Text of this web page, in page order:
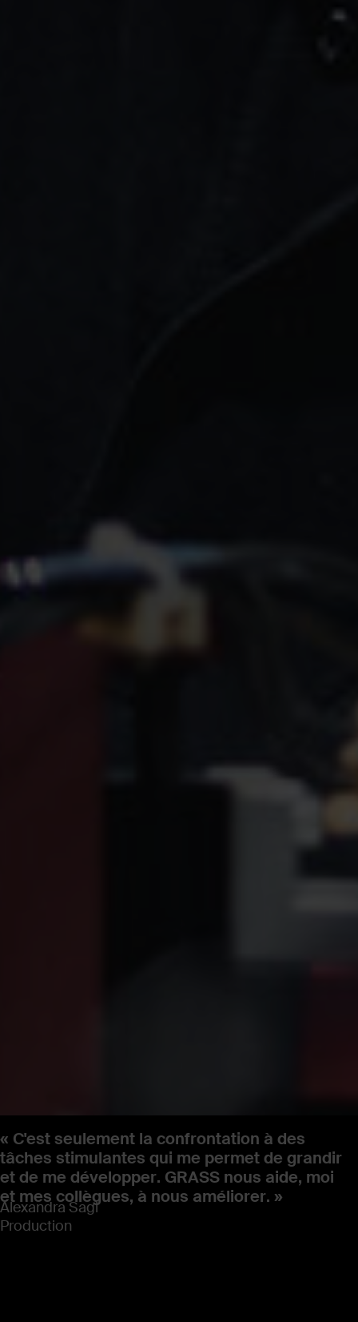
« C'est seulement la confrontation à des
tâches stimulantes qui me permet de grandir
et de me développer. GRASS nous aide, moi
et mes collègues, à nous améliorer. »
Alexandra Sagi
Production